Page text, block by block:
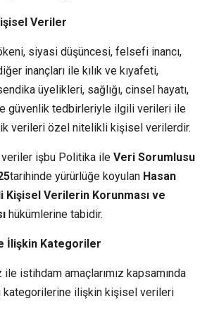
Veriler
siyasi düşüncesi, felsefi inancı,
inançları ile kılık ve kıyafeti,
üyelikleri, sağlığı, cinsel hayatı,
güvenlik tedbirleriyle ilgili verileri ile
verileri özel nitelikli kişisel verilerdir.
işbu Politika ile Veri Sorumlusu
tarihinde yürürlüğe koyulan Hasan
Kişisel Verilerin Korunması ve
hükümlerine tabidir.
İlişkin Kategoriler
istihdam amaçlarımız kapsamında
kategorilerine ilişkin kişisel verileri